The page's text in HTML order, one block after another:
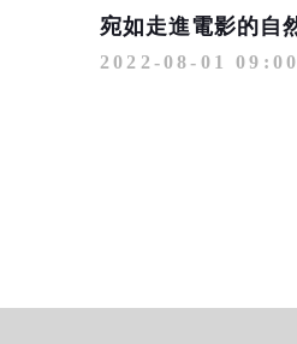
2022-08-01 09:00